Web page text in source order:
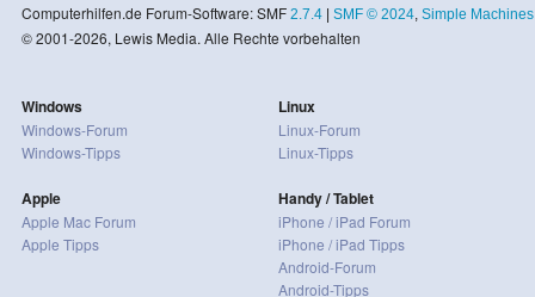
Computerhilfen.de Forum-Software: SMF 2.7.4| SMF © 2024, Simple Machines
© 2001-2026, Lewis Media. Alle Rechte vorbehalten
Windows
Windows-Forum
Windows-Tipps
Apple
Apple Mac Forum
Apple Tipps
Linux
Linux-Forum
Linux-Tipps
Handy / Tablet
iPhone / iPad Forum
iPhone / iPad Tipps
Android-Forum
Android-Tipps